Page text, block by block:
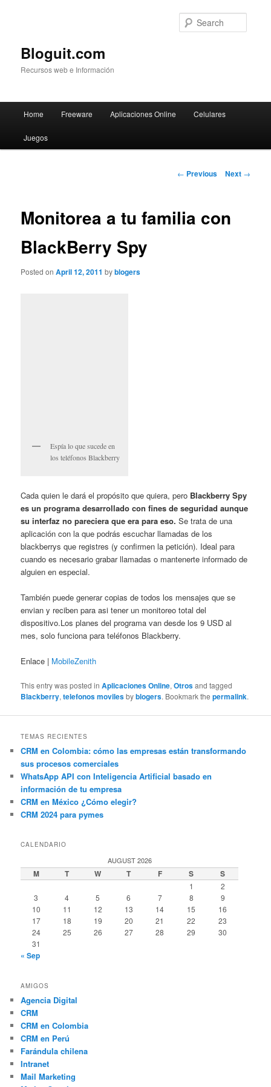
Bloguit.com
Recursos web e Información
Skip
to
Home Freeware Aplicaciones Online Celulares
Juegos
Post
← Previous Next →
Monitorea a tu familia con
BlackBerry Spy
Posted onApril 12, 2011 byblogers
Espía lo que sucede en
los teléfonos Blackberry
Cada quien le dará el propósito que quiera, pero Blackberry Spy
es un programa desarrollado con fines de seguridad aunque
su interfaz no pareciera que era para eso.Se trata de una
aplicación con la que podrás escuchar llamadas de los
blackberrys que registres (y confirmen la petición). Ideal para
cuando es necesario grabar llamadas o mantenerte informado de
alguien en especial.
También puede generar copias de todos los mensajes que se
envian y reciben para asi tener un monitoreo total del
dispositivo.Los planes del programa van desde los 9 USD al
mes, solo funciona para teléfonos Blackberry.
Enlace | MobileZenith
This entry was posted inAplicaciones Online,Otrosand tagged
Blackberry,telefonos movilesbyblogers. Bookmark thepermalink.
TEMAS RECIENTES
CRM en Colombia: cómo las empresas están transformando
sus procesos comerciales
WhatsApp API con Inteligencia Artificial basado en
información de tu empresa
CRM en México ¿Cómo elegir?
CRM 2024 para pymes
CALENDARIO
AUGUST 2026
M T W T F S S
1
2
3
4 5 6 7 8
9
10
11 12 13 14 15
16
17
18 19 20 21 22
23
24
25 26 27 28 29
30
31
« Sep
AMIGOS
Agencia Digital
CRM
CRM en Colombia
CRM en Perú
Farándula chilena
Intranet
Mail Marketing